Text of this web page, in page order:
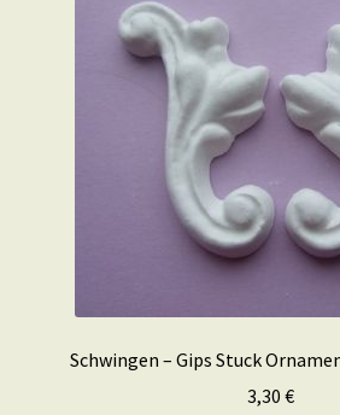
Schwingen – Gips Stuck
3,30 €